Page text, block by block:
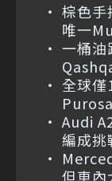
棕色手
唯一
一桶
全球
Audi
編成挑
但車內